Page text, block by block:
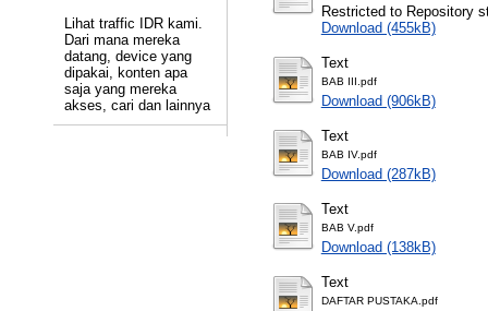
Lihat traffic IDR kami.
Dari mana mereka
datang, device yang
dipakai, konten apa
saja yang mereka
akses, cari dan lainnya
Restricted to Repository
Download (455kB)
Text
BAB III.pdf
Download (906kB)
Text
BAB IV.pdf
Download (287kB)
Text
BAB V.pdf
Download (138kB)
Text
DAFTAR PUSTAKA.pdf